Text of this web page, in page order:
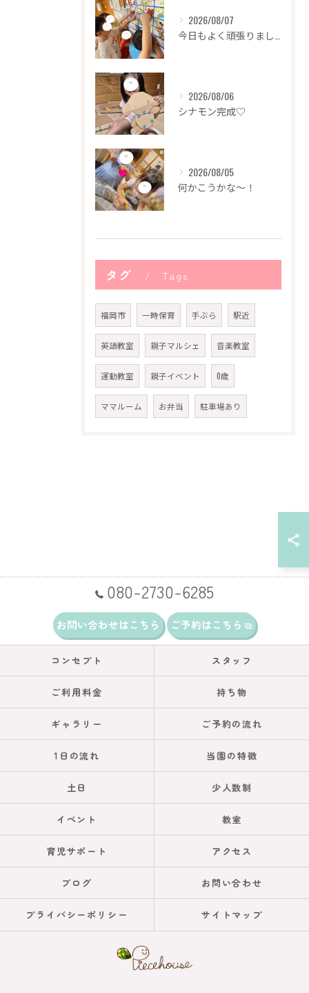
2026/08/07
2026/08/06
シナモン完成♡
2026/08/05
何かこうかな〜！
タグ Tags
福岡市 一時保育 手ぶら 駅近
英語教室 親子マルシェ 音楽教室
運動教室 親子イベント 0歳
ママルーム お弁当 駐車場あり
080-2730-6285
お問い合わせはこちら ご予約はこちら
コンセプト スタッフ
ご利用料金 持ち物
ギャラリー ご予約の流れ
1日の流れ 当園の特徴
土日 少人数制
イベント 教室
育児サポート アクセス
ブログ お問い合わせ
プライバシーポリシー サイトマップ